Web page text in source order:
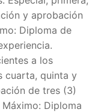
y aprobación
Diploma de
a los
cuarta, quinta y
de tres (3)
Diploma